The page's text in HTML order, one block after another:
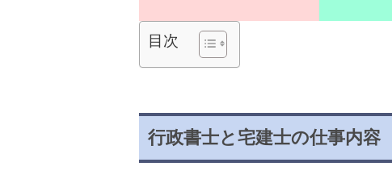
目次
行政書士と宅建士の仕事内容